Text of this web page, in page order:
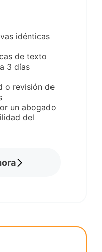
idénticas
de texto
3 días
o revisión de
un abogado
del